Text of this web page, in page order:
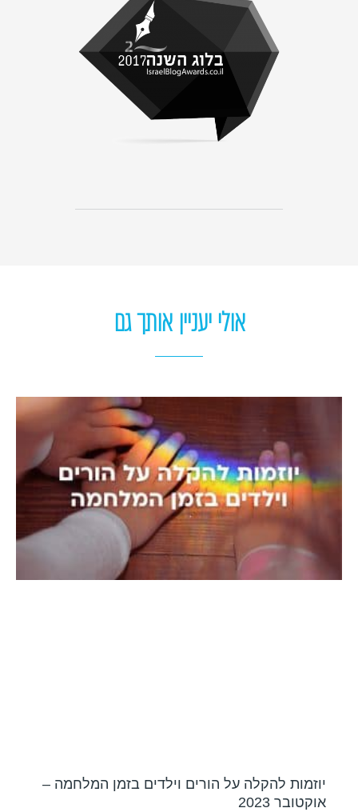
אולי יעניין אותך גם
יוזמות להקלה על הורים וילדים בזמן המלחמה –
אוקטובר 2023